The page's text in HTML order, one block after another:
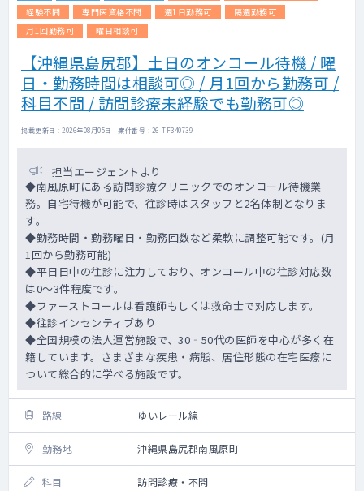
経験不問
専門医資格不問 週1日勤務可
隔週勤務可
月1回勤務可
曜日相談可
【沖縄県島尻郡】土日のオンコール待機 / 曜
日・勤務時間は相談可◎ / 月1回から勤務可 /
科目不問 / 訪問診療未経験でも勤務可◎
掲載更新日 : 2026年08月05日 案件番号 : 26-TF340739
担当エージェントより
◆南風原町にある訪問診療クリニックでのオンコール待機業
務。自宅待機が可能で、往診時はスタッフと2名体制となりま
す。
◆勤務時間・勤務曜日・勤務回数など柔軟に調整可能です。(月
1回から勤務可能)
◆平日日中の往診に注力しており、オンコール中の往診対応数
は0～3件程度です。
◆ファーストコールは看護師もしくは救命士で対応します。
◆往診インセンティブあり
◆全国規模の法人運営施設で、30‐50代の医師を中心が多く在
籍しています。さまざまな疾患・病態、居住形態の在宅医療に
ついて総合的に学べる施設です。
路線 ゆいレール線
勤務地 沖縄県島尻郡南風原町
科目 訪問診療・不問